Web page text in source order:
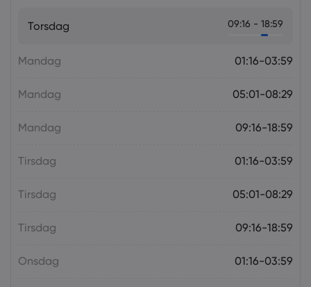
Torsdag 09:16 - 18:59
Mandag 01:16-03:59
Mandag 05:01-08:29
Mandag 09:16-18:59
Tirsdag 01:16-03:59
Tirsdag 05:01-08:29
Tirsdag 09:16-18:59
Onsdag 01:16-03:59